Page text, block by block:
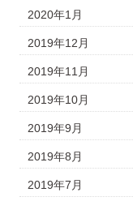
2020年1月
2019年12月
2019年11月
2019年10月
2019年9月
2019年8月
2019年7月